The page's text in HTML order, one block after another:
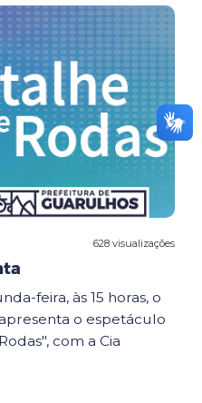
628 visualizações
feira, às 15 horas, o
o espetáculo
com a Cia